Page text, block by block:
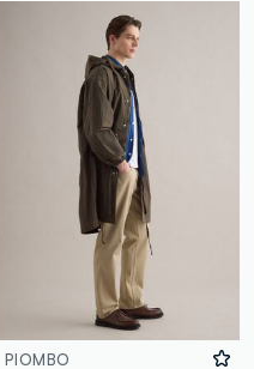
PIOMBO